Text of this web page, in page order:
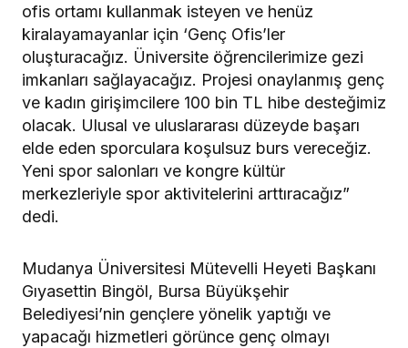
ofis ortamı kullanmak isteyen ve henüz
kiralayamayanlar için ‘Genç Ofis’ler
oluşturacağız. Üniversite öğrencilerimize gezi
imkanları sağlayacağız. Projesi onaylanmış genç
ve kadın girişimcilere 100 bin TL hibe desteğimiz
olacak. Ulusal ve uluslararası düzeyde başarı
elde eden sporculara koşulsuz burs vereceğiz.
Yeni spor salonları ve kongre kültür
merkezleriyle spor aktivitelerini arttıracağız”
dedi.
Mudanya Üniversitesi Mütevelli Heyeti Başkanı
Gıyasettin Bingöl, Bursa Büyükşehir
Belediyesi’nin gençlere yönelik yaptığı ve
yapacağı hizmetleri görünce genç olmayı